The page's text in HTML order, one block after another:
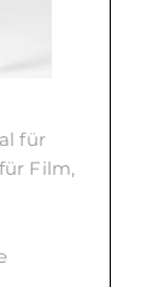
für
Film,